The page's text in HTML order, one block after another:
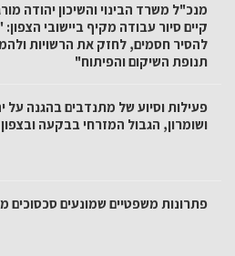
מנכ"ל משרד הבינוי והשיכון יהודה
קיים סיור עבודה מקיף ביישובי הצפון:
להסיר חסמים, לחזק את הרשויות
תנופת השיקום והפיתוח"
פעילות וסיוע של מתנדבים בהגנה על
ושומרון, הגבול המזרחי בבקעה ובצפון
פתרונות משפטיים שמונעים סכסוכים